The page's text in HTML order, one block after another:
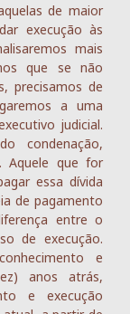
de maior
execução às
mais
que se não
precisamos de
a uma
judicial.
condenação,
Aquele que for
essa dívida
de pagamento
entre o
de execução.
e
anos atrás,
e execução